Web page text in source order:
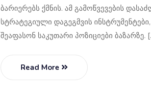
ბარიერებს ქმნის. ამ გამოწვევების
სტრატეგიული დაგეგმვის
შეაფასონ საკუთარი პოზიციები ბაზარზე.
Read More